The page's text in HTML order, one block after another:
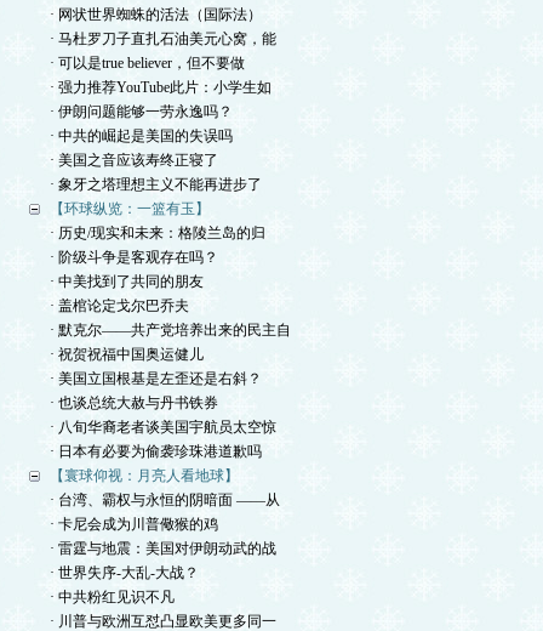
· 网状世界蜘蛛的活法（国际法）
· 马杜罗刀子直扎石油美元心窝，能
· 可以是true believer，但不要做
· 强力推荐YouTube此片：小学生如
· 伊朗问题能够一劳永逸吗？
· 中共的崛起是美国的失误吗
· 美国之音应该寿终正寝了
· 象牙之塔理想主义不能再进步了
【环球纵览：一篮有玉】
· 历史/现实和未来：格陵兰岛的归
· 阶级斗争是客观存在吗？
· 中美找到了共同的朋友
· 盖棺论定戈尔巴乔夫
· 默克尔——共产党培养出来的民主自
· 祝贺祝福中国奥运健儿
· 美国立国根基是左歪还是右斜？
· 也谈总统大赦与丹书铁券
· 八旬华裔老者谈美国宇航员太空惊
· 日本有必要为偷袭珍珠港道歉吗
【寰球仰视：月亮人看地球】
· 台湾、霸权与永恒的阴暗面 ——从
· 卡尼会成为川普儆猴的鸡
· 雷霆与地震：美国对伊朗动武的战
· 世界失序-大乱-大战？
· 中共粉红见识不凡
· 川普与欧洲互怼凸显欧美更多同一